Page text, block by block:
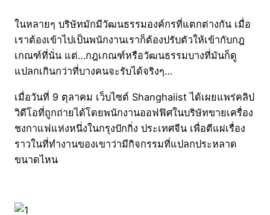
ในหลายๆ บริษัทมักมีวัฒนธรรมองค์กรที่แตกต่างกัน เมื่อ
เราต้องเข้าไปเป็นพนักงานเราก็ต้องปรับตัวให้เข้ากับกฎ
เกณฑ์ที่นั่น แต่…กฎเกณฑ์หรือวัฒนธรรมบางที่มันก็ดู
แปลกเกินกว่าที่บางคนจะรับได้จริงๆ…
เมื่อวันที่ 9 ตุลาคม เว็บไซต์ Shanghaiist ได้เผยแพร่คลิป
วิดีโอที่ถูกถ่ายได้โดยพนักงานออฟฟิศในบริษัทขายเครื่อง
ชงกาแฟแห่งหนึ่งในกรุงปักกิ่ง ประเทศจีน เพื่อตีแผ่เรื่อง
ราวในที่ทำงานของเขาว่ามีกิจกรรมที่แปลกประหลาด
ขนาดไหน